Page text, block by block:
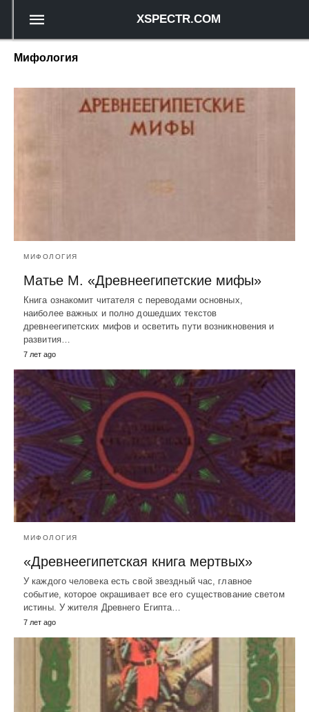
XSPECTR.COM
Мифология
МИФОЛОГИЯ
Матье М. «Древнеегипетские мифы»
Книга ознакомит читателя с переводами основных,
наиболее важных и полно дошедших текстов
древнеегипетских мифов и осветить пути возникновения и
развития…
7 лет ago
МИФОЛОГИЯ
«Древнеегипетская книга мертвых»
У каждого человека есть свой звездный час, главное
событие, которое окрашивает все его существование светом
истины. У жителя Древнего Египта…
7 лет ago